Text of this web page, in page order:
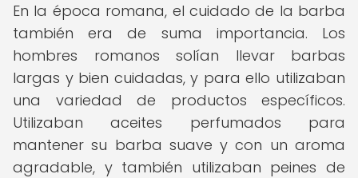
En la época romana, el cuidado de la barba
también era de suma importancia. Los
hombres romanos solían llevar barbas
largas y bien cuidadas, y para ello utilizaban
una variedad de productos específicos.
Utilizaban aceites perfumados para
mantener su barba suave y con un aroma
agradable, y también utilizaban peines de